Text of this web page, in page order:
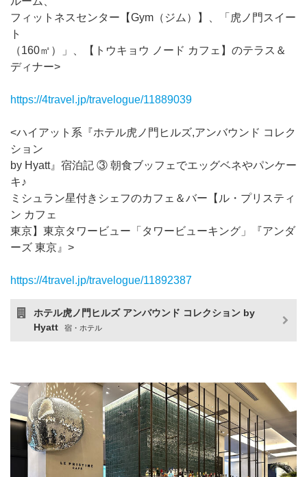
フィットネスセンター【Gym（ジム）】、「虎ノ門スイー
ト
（160㎡）」、【トウキョウ ノード カフェ】のテラス＆
ディナー>
https://4travel.jp/travelogue/11889039
<ハイアット系『ホテル虎ノ門ヒルズ,アンバウンド コレク
ション
by Hyatt』宿泊記 ③ 朝食ブッフェでエッグベネやパンケー
キ♪
ミシュラン星付きシェフのカフェ＆バー【ル・プリスティ
ン カフェ
東京】東京タワービュー「タワービューキング」『アンダ
ーズ 東京』>
https://4travel.jp/travelogue/11892387
ホテル虎ノ門ヒルズ アンバウンド コレクション by
Hyatt
宿・ホテル